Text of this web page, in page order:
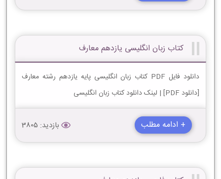
کتاب زبان انگلیسی یازدهم معارف
دانلود فایل PDF کتاب زبان انگلیسی پایه یازدهم رشته معارف
[دانلود PDF] | لینک دانلود کتاب زبان انگلیسی
+ ادامه مطلب بازدید: 3805